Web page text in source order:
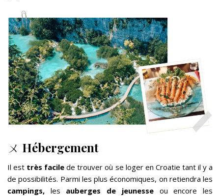
ㄨ Hébergement
Il est très facile de trouver où se loger en Croatie tant il y a
de possibilités. Parmi les plus économiques, on retiendra les
campings, les auberges de jeunesseou encore les